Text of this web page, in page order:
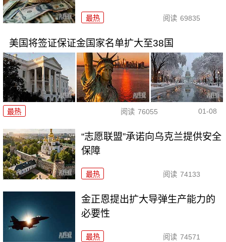
最热 阅读 69835
美国将签证保证金国家名单扩大至38国
最热 阅读 76055 01-08
“志愿联盟”承诺向乌克兰提供安全
保障
最热 阅读 74133
金正恩提出扩大导弹生产能力的
必要性
最热 阅读 74571